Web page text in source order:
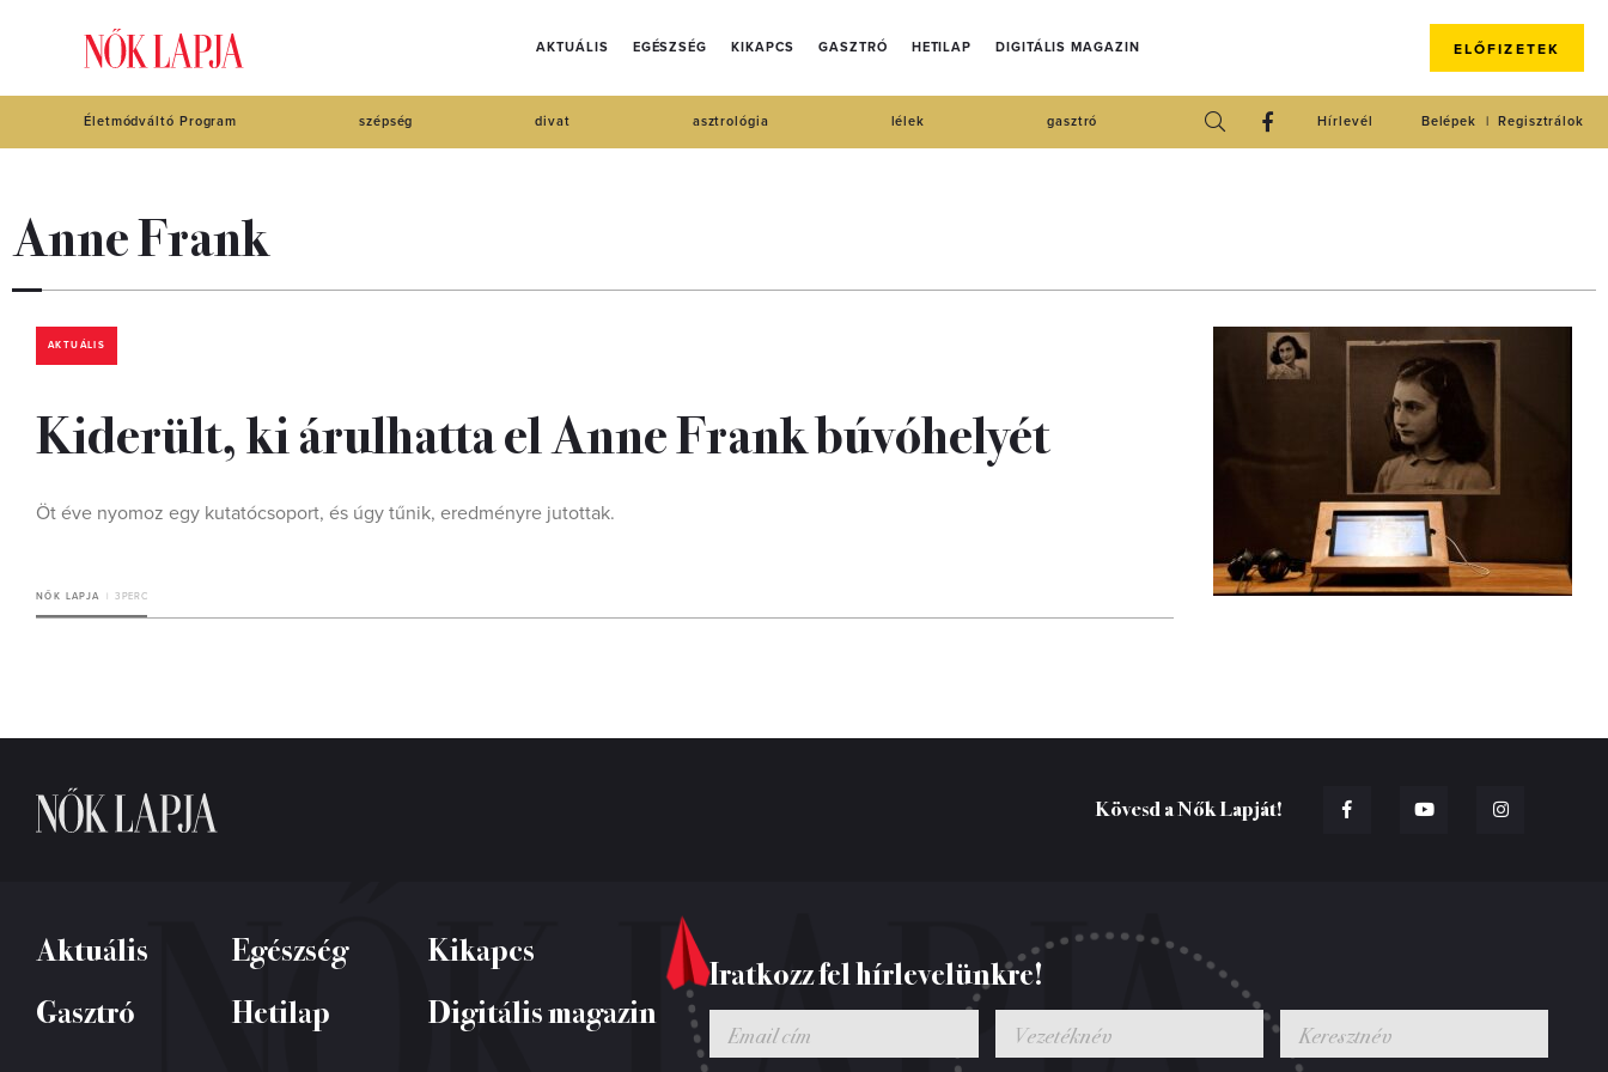
AKTUÁLIS EGÉSZSÉG KIKAPCS GASZTRÓ HETILAP DIGITÁLIS MAGAZIN ELŐFIZETEK
Életmódváltó Program szépség divat asztrológia lélek gasztró Regisztrálok
Belépek
Hírlevél
Anne Frank
AKTUÁLIS
Kiderült, ki árulhatta el Anne Frank búvóhelyét
Öt éve nyomoz egy kutatócsoport, és úgy tűnik, eredményre jutottak.
NŐK LAPJA 3 PERC
Kövesd a Nők Lapját!
Aktuális Egészség
Kikapcs
Gasztró
Hetilap Digitális magazin
Iratkozz fel hírlevelünkre!